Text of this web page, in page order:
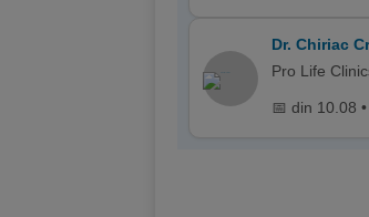
Dr. Chiriac
Pro Life
📅 din 10.08 •